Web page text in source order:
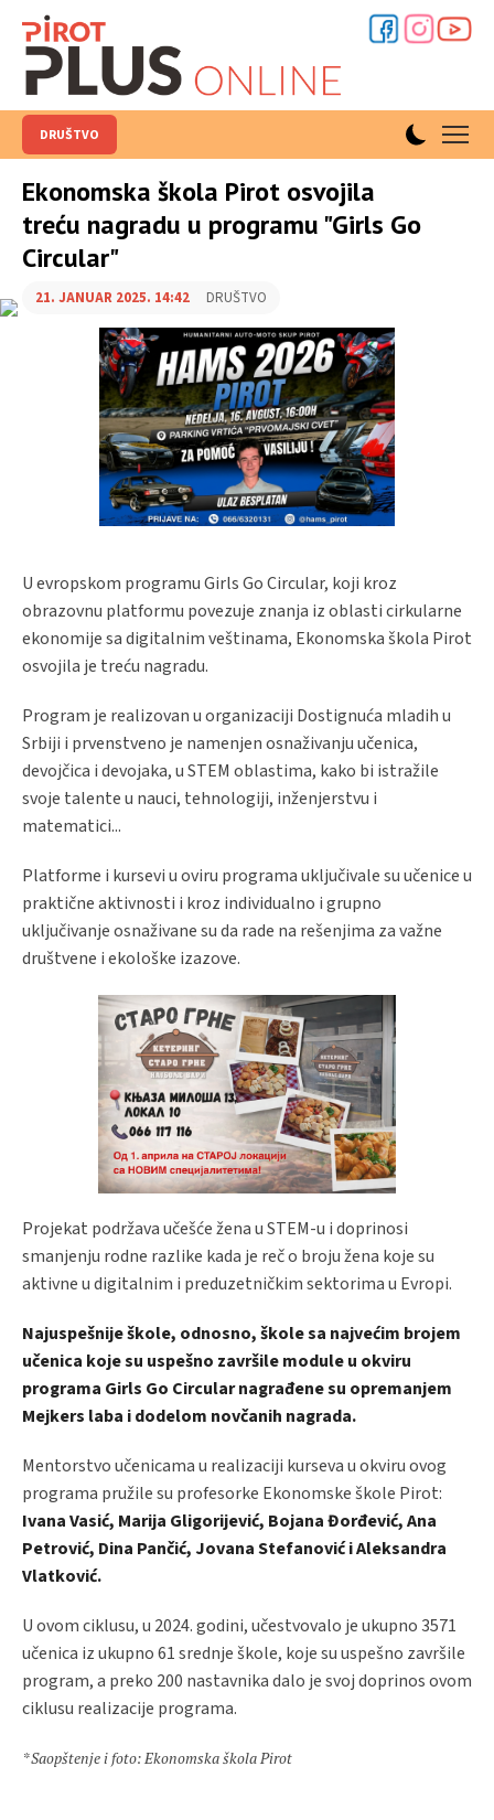
DRUŠTVO
Ekonomska škola Pirot osvojila
treću nagradu u programu "Girls Go
Circular"
21. JANUAR 2025. 14:42 DRUŠTVO
U evropskom programu Girls Go Circular, koji kroz
obrazovnu platformu povezuje znanja iz oblasti cirkularne
ekonomije sa digitalnim veštinama, Ekonomska škola Pirot
osvojila je treću nagradu.
Program je realizovan u organizaciji Dostignuća mladih u
Srbiji i prvenstveno je namenjen osnaživanju učenica,
devojčica i devojaka, u STEM oblastima, kako bi istražile
svoje talente u nauci, tehnologiji, inženjerstvu i
matematici...
Platforme i kursevi u oviru programa uključivale su učenice u
praktične aktivnosti i kroz individualno i grupno
uključivanje osnaživane su da rade na rešenjima za važne
društvene i ekološke izazove.
Projekat podržava učešće žena u STEM-u i doprinosi
smanjenju rodne razlike kada je reč o broju žena koje su
aktivne u digitalnim i preduzetničkim sektorima u Evropi.
Najuspešnije škole, odnosno, škole sa najvećim brojem
učenica koje su uspešno završile module u okviru
programa Girls Go Circular nagrađene su opremanjem
Mejkers laba i dodelom novčanih nagrada.
Mentorstvo učenicama u realizaciji kurseva u okviru ovog
programa pružile su profesorke Ekonomske škole Pirot:
Ivana Vasić, Marija Gligorijević, Bojana Đorđević, Ana
Petrović, Dina Pančić, Jovana Stefanović i Aleksandra
Vlatković.
U ovom ciklusu, u 2024. godini, učestvovalo je ukupno 3571
učenica iz ukupno 61 srednje škole, koje su uspešno završile
program, a preko 200 nastavnika dalo je svoj doprinos ovom
ciklusu realizacije programa.
* Saopštenje i foto: Ekonomska škola Pirot